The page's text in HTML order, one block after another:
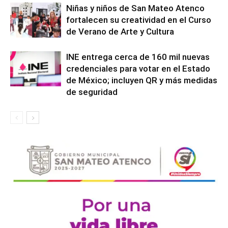
Niñas y niños de San Mateo Atenco
fortalecen su creatividad en el Curso
de Verano de Arte y Cultura
INE entrega cerca de 160 mil nuevas
credenciales para votar en el Estado
de México; incluyen QR y más medidas
de seguridad